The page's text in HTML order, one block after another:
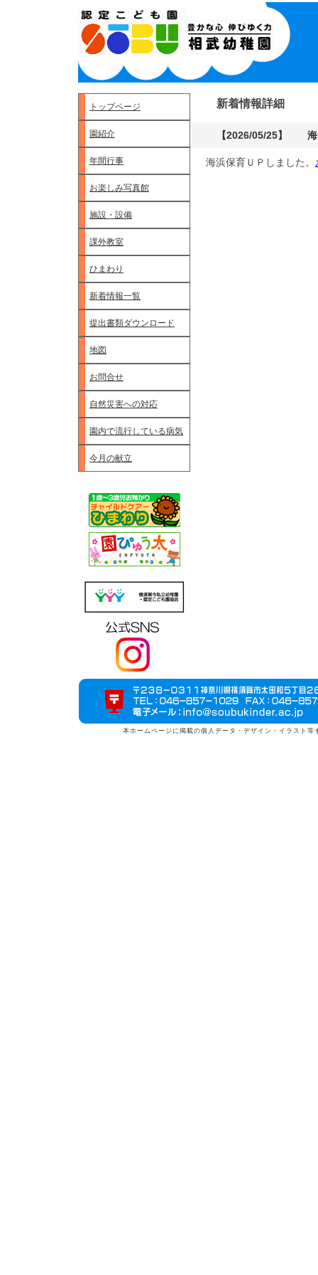
トップページ
園紹介
年間行事
お楽しみ写真館
施設・設備
課外教室
ひまわり
新着情報一覧
提出書類ダウンロード
地図
お問合せ
自然災害への対応
園内で流行している病気
今月の献立
新着情報詳細
【2026/05/25】 海
海浜保育ＵＰしました。
本ホームページに掲載の個人データ・デザイン・イラス